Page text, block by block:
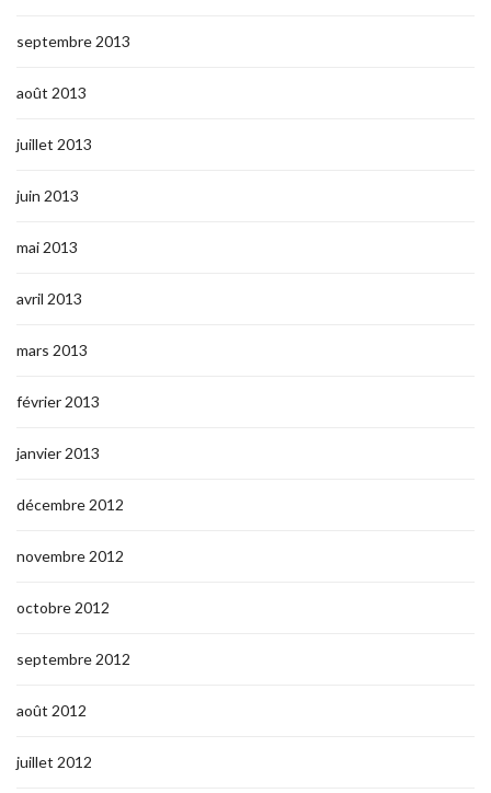
septembre 2013
août 2013
juillet 2013
juin 2013
mai 2013
avril 2013
mars 2013
février 2013
janvier 2013
décembre 2012
novembre 2012
octobre 2012
septembre 2012
août 2012
juillet 2012